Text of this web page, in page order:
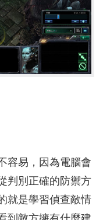
容易，因為電腦會
判別正確的防禦方
就是學習偵查敵情